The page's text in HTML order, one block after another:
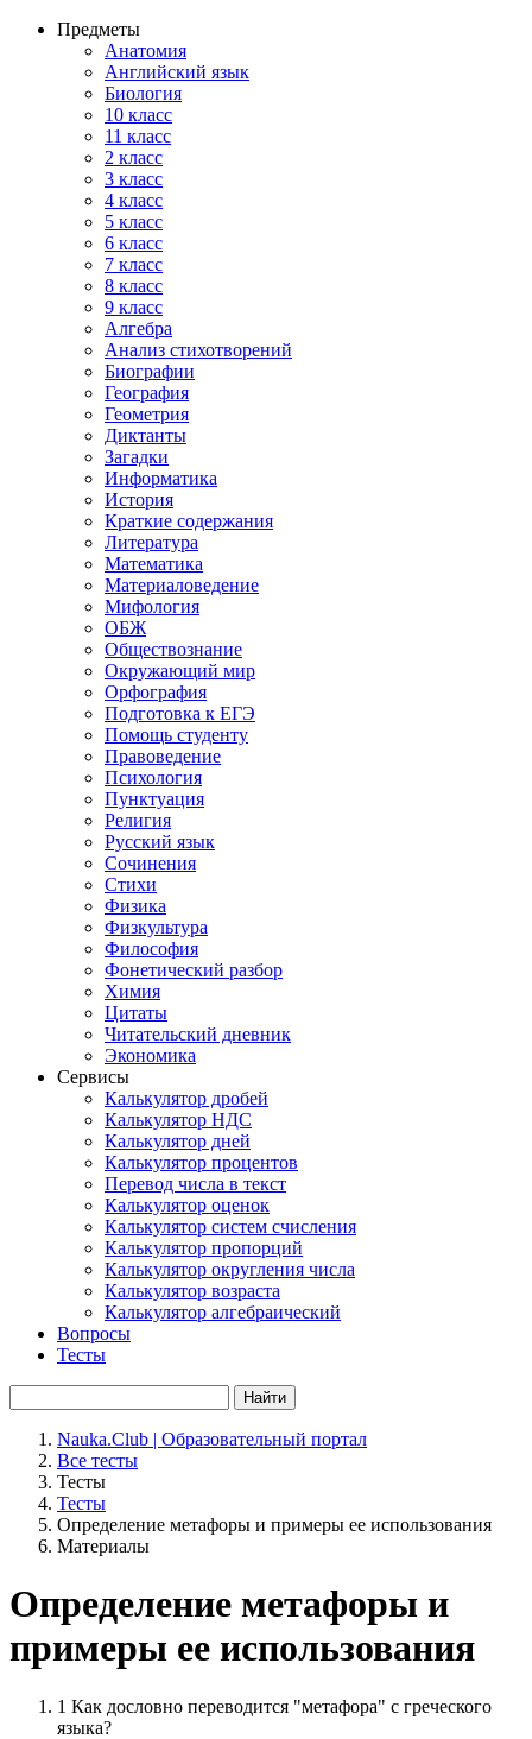
Предметы
Анатомия
Английский язык
Биология
10 класс
11 класс
2 класс
3 класс
4 класс
5 класс
6 класс
7 класс
8 класс
9 класс
Алгебра
Анализ стихотворений
Биографии
География
Геометрия
Диктанты
Загадки
Информатика
История
Краткие содержания
Литература
Математика
Материаловедение
Мифология
ОБЖ
Обществознание
Окружающий мир
Орфография
Подготовка к ЕГЭ
Помощь студенту
Правоведение
Психология
Пунктуация
Религия
Русский язык
Сочинения
Стихи
Физика
Физкультура
Философия
Фонетический разбор
Химия
Цитаты
Читательский дневник
Экономика
Сервисы
Калькулятор дробей
Калькулятор НДС
Калькулятор дней
Калькулятор процентов
Перевод числа в текст
Калькулятор оценок
Калькулятор систем счисления
Калькулятор пропорций
Калькулятор округления числа
Калькулятор возраста
Калькулятор алгебраический
Вопросы
Тесты
Найти
Nauka.Club | Образовательный портал
Все тесты
Тесты
Тесты
Определение метафоры и примеры ее использования
Материалы
Определение метафоры и
примеры ее использования
1 Как дословно переводится "метафора" с греческого
языка?